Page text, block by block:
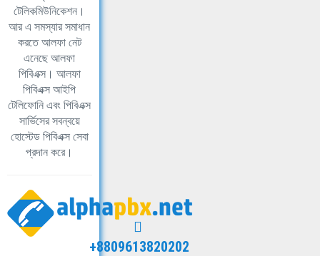
টেলিকমিউনিকেশন।
আর এ সমস্যার সমাধান
করতে আলফা নেট
এনেছে আলফা
পিবিএক্স। আলফা
পিবিএক্স আইপি
টেলিফোনি এবং পিবিএক্স
সার্ভিসের সবন্বয়ে
হোস্টেড পিবিএক্স সেবা
প্রদান করে।
+8809613820202